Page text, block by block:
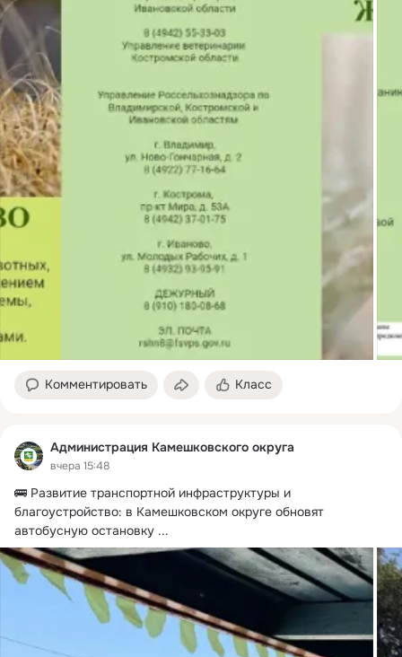
Комментировать Класс
Администрация Камешковского округа
вчера 15:48
🚌 Развитие транспортной инфраструктуры и
благоустройство: в Камешковском округе обновят
автобусную остановку ...